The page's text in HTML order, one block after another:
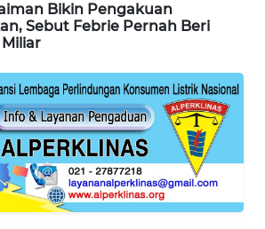
Bikin Pengakuan
Sebut Febrie Pernah Beri
Miliar